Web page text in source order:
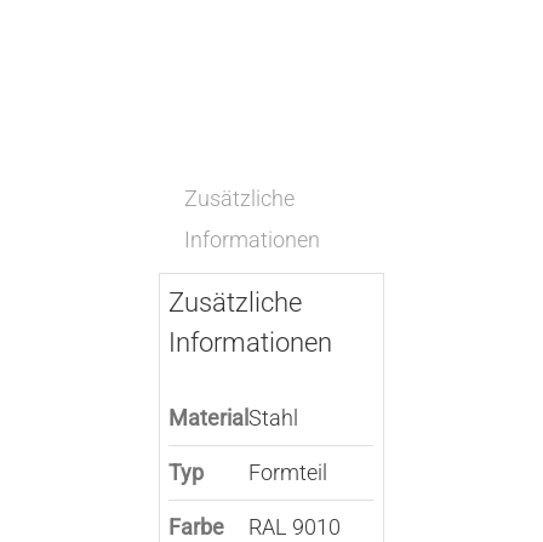
Zusätzliche
Informationen
Zusätzliche
Informationen
MaterialStahl
Typ Formteil
Farbe RAL 9010